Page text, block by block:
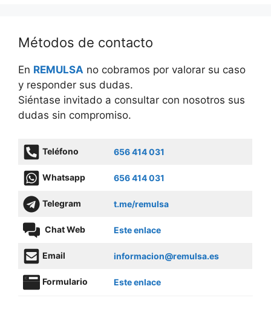
Métodos de contacto
En REMULSA no cobramos por valorar su caso
y responder sus dudas.
Siéntase invitado a consultar con nosotros sus
dudas sin compromiso.
Teléfono 656 414 031
Whatsapp 656 414 031
Telegram t.me/remulsa
Chat Web Este enlace
Email informacion@remulsa.es
Formulario Este enlace